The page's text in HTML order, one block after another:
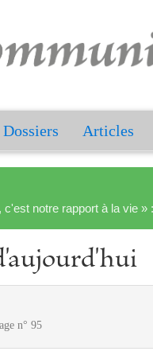
Dossiers Articles
c'est notre rapport à la vie
n° 95